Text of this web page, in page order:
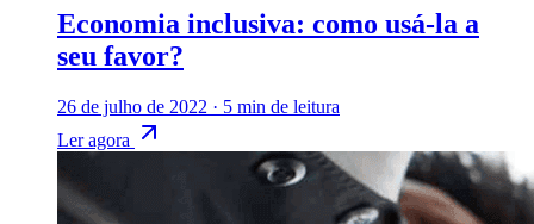
Economia inclusiva: como usá-la a
seu favor?
26 de julho de 2022 · 5 min de leitura
Ler agora